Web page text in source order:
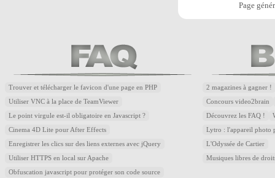
Page
Trouver et télécharger le favicon d'une page en PHP
Utiliser VNC à la place de TeamViewer
Le point virgule est-il obligatoire en Javascript ?
Cinema 4D Lite pour After Effects
Enregistrer les clics sur des liens externes avec jQuery
Utiliser HTTPS en local sur Apache
Obfuscation javascript pour protéger son code source
2 magazines à gagner !
Concours video2brain
Découvrez les FAQ !
Lytro : l'appareil photo
L'Odyssée de Cartier
Musiques libres de